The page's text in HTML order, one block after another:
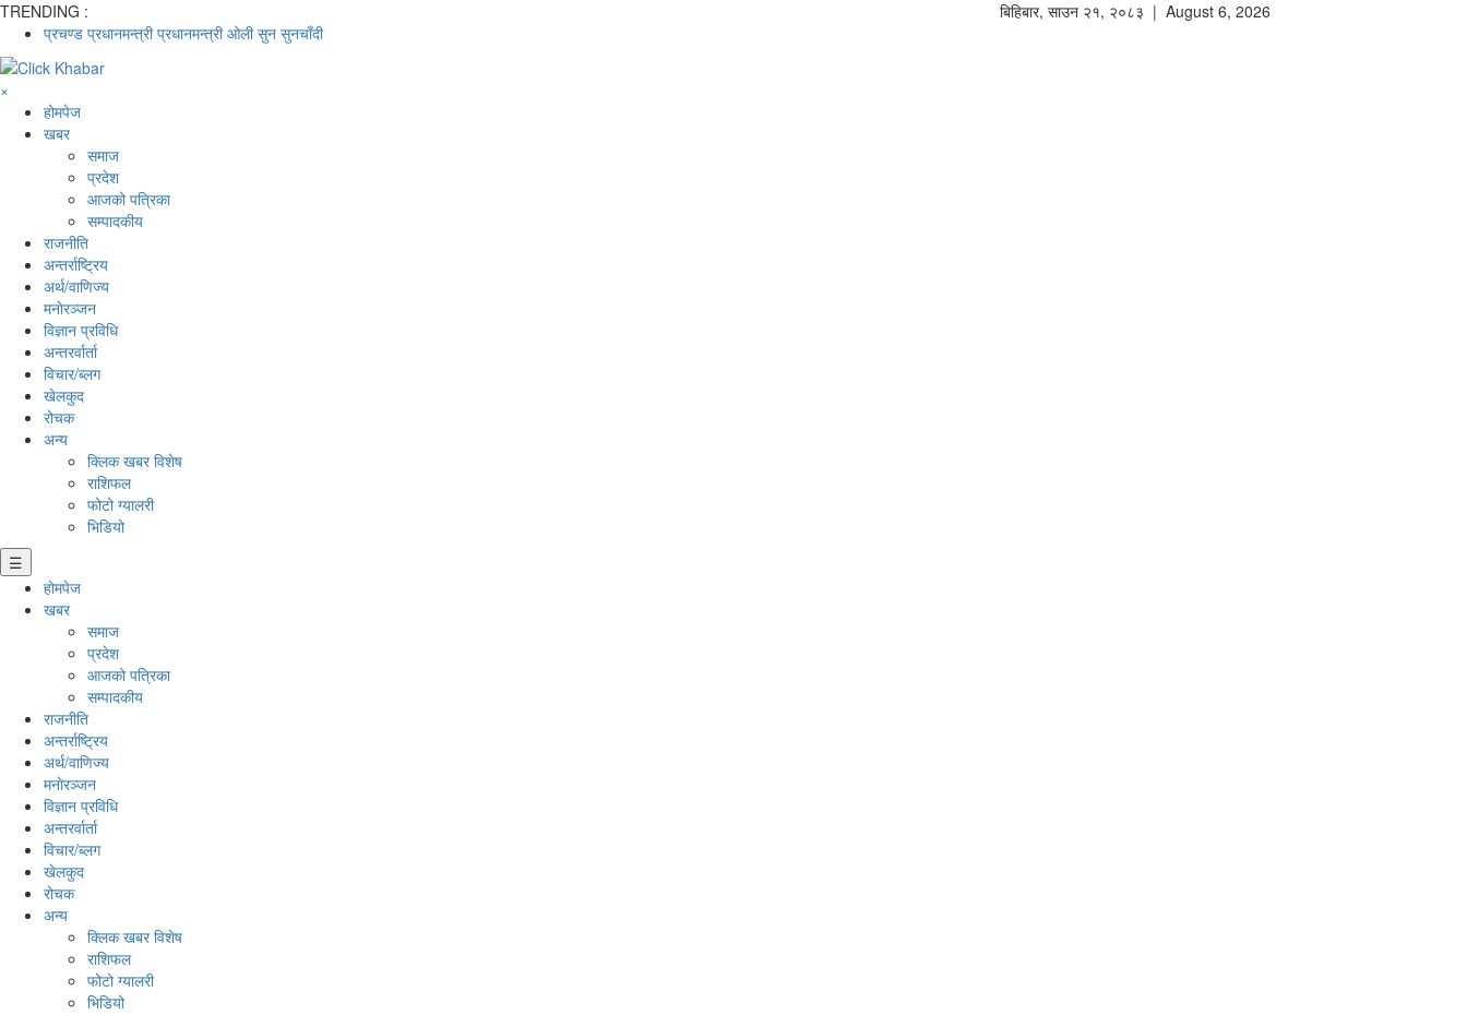
TRENDING :
प्रचण्ड प्रधानमन्त्री प्रधानमन्त्री ओली सुन सुनचाँदी
बिहिबार, साउन २१, २०८३ | August 6, 2026
×
होमपेज
खबर
समाज
प्रदेश
आजको पत्रिका
सम्पादकीय
राजनीति
अन्तर्राष्ट्रिय
अर्थ/वाणिज्य
मनाेरञ्जन
विज्ञान प्रविधि
अन्तरर्वार्ता
विचार/ब्लग
खेलकुद
रोचक
अन्य
क्लिक खबर विशेष
राशिफल
फोटो ग्यालरी
भिडियो
☰
होमपेज
खबर
समाज
प्रदेश
आजको पत्रिका
सम्पादकीय
राजनीति
अन्तर्राष्ट्रिय
अर्थ/वाणिज्य
मनाेरञ्जन
विज्ञान प्रविधि
अन्तरर्वार्ता
विचार/ब्लग
खेलकुद
रोचक
अन्य
क्लिक खबर विशेष
राशिफल
फोटो ग्यालरी
भिडियो